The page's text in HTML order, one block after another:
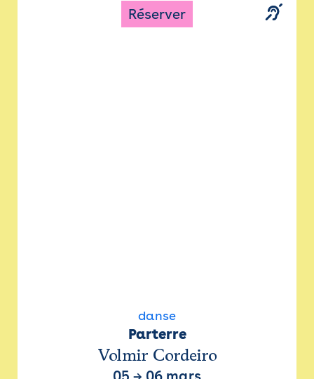
Réserver
danse
Parterre
Volmir Cordeiro